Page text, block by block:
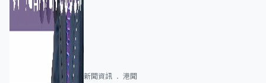
新聞資訊 港聞